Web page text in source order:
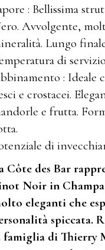
: Bellissima
Avvolgente,
Lungo
di
: Ideale
e crostacei.
e frutta.
di
Côte des Bar
Noir in
eleganti che
spiccata.
famiglia di Thierry